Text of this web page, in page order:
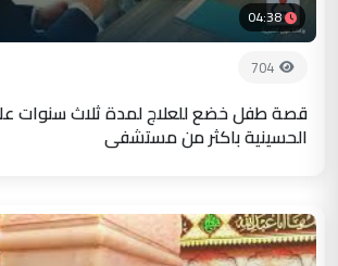
04:38
704
قصة طفل خضع للعلاج لمدة ثلاث سنوات
الحسينية باكثر من مستشفى